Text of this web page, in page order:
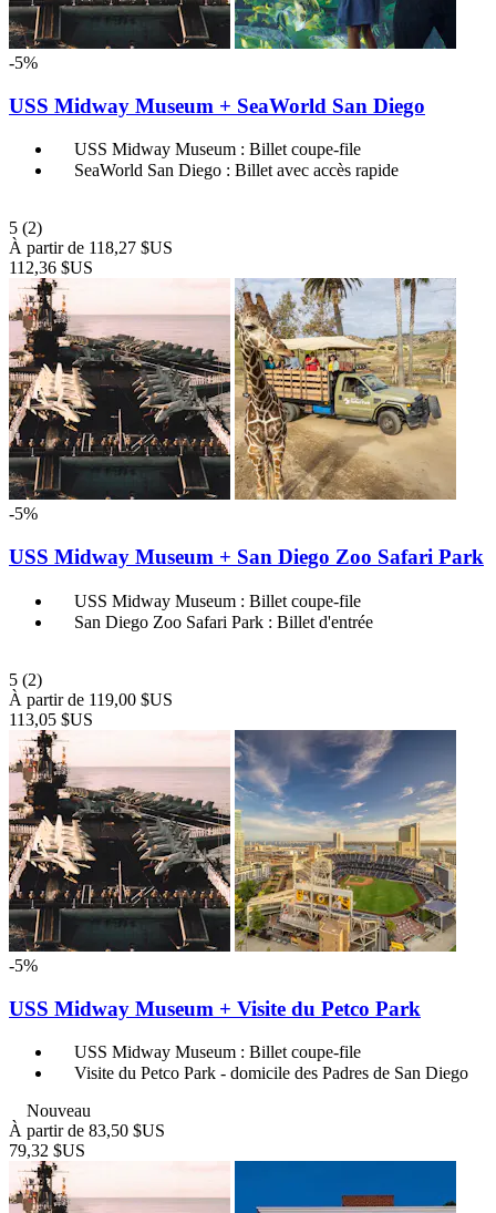
-5%
USS Midway Museum + SeaWorld San Diego
USS Midway Museum : Billet coupe-file
SeaWorld San Diego : Billet avec accès rapide
5 (2)
À partir de 118,27 $US
112,36 $US
-5%
USS Midway Museum + San Diego Zoo Safari Park
USS Midway Museum : Billet coupe-file
San Diego Zoo Safari Park : Billet d'entrée
5 (2)
À partir de 119,00 $US
113,05 $US
-5%
USS Midway Museum + Visite du Petco Park
USS Midway Museum : Billet coupe-file
Visite du Petco Park - domicile des Padres de San Diego
Nouveau
À partir de 83,50 $US
79,32 $US